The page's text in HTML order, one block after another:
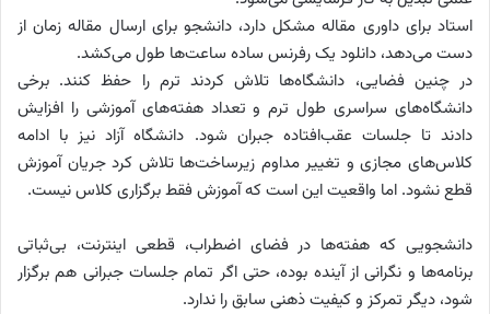
استاد برای داوری مقاله مشکل دارد، دانشجو برای ارسال مقاله زمان از
دست می‌دهد، دانلود یک رفرنس ساده ساعت‌ها طول می‌کشد.
در چنین فضایی، دانشگاه‌ها تلاش کردند ترم را حفظ کنند. برخی
دانشگاه‌های سراسری طول ترم و تعداد هفته‌های آموزشی را افزایش
دادند تا جلسات عقب‌افتاده جبران شود. دانشگاه آزاد نیز با ادامه
کلاس‌های مجازی و تغییر مداوم زیرساخت‌ها تلاش کرد جریان آموزش
قطع نشود. اما واقعیت این است که آموزش فقط برگزاری کلاس نیست.
دانشجویی که هفته‌ها در فضای اضطراب، قطعی اینترنت، بی‌ثباتی
برنامه‌ها و نگرانی از آینده بوده، حتی اگر تمام جلسات جبرانی هم برگزار
شود، دیگر تمرکز و کیفیت ذهنی سابق را ندارد.